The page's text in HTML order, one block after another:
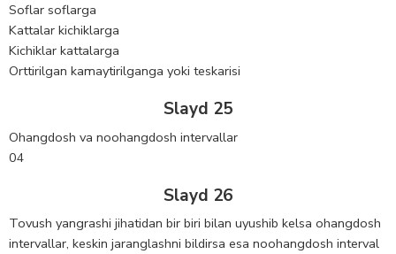
Soflar soflarga
Kattalar kichiklarga
Kichiklar kattalarga
Orttirilgan kamaytirilganga yoki teskarisi
Slayd 25
Ohangdosh va noohangdosh intervallar
04
Slayd 26
Tovush yangrashi jihatidan bir biri bilan uyushib kelsa ohangdosh
intervallar, keskin jaranglashni bildirsa esa noohangdosh interval